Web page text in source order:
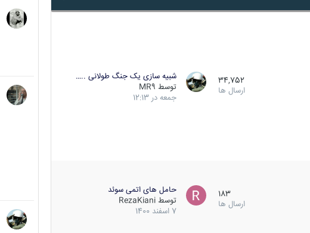
34,752
ارسال ها
شبیه سازی یک جنگ طولانی ..…
توسط MR9
جمعه در 12:13
183
ارسال ها
حامل های اتمی سوئد
توسط RezaKiani
7 اسفند 1400